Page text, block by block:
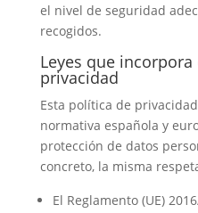
el nivel de seguridad
recogidos.
Leyes que
privacidad
Esta política de
normativa española y
protección de datos
concreto, la misma
El Reglamento (UE)